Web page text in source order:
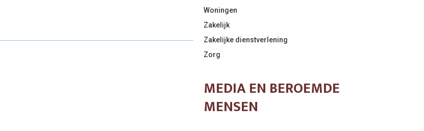
Woningen
Zakelijk
Zakelijke dienstverlening
Zorg
MEDIA EN BEROEMDE
MENSEN